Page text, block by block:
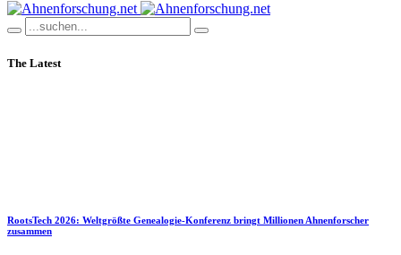
The Latest
RootsTech 2026: Weltgrößte Genealogie-Konferenz bringt Millionen Ahnenforscher
zusammen